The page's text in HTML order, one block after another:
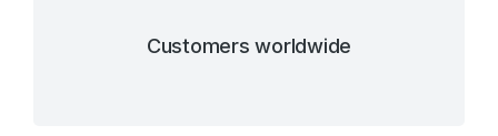
Customers worldwide